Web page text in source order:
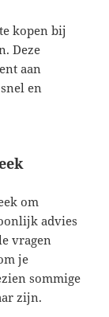
kopen bij
Deze
aan
en
om
advies
vragen
je
sommige
zijn.